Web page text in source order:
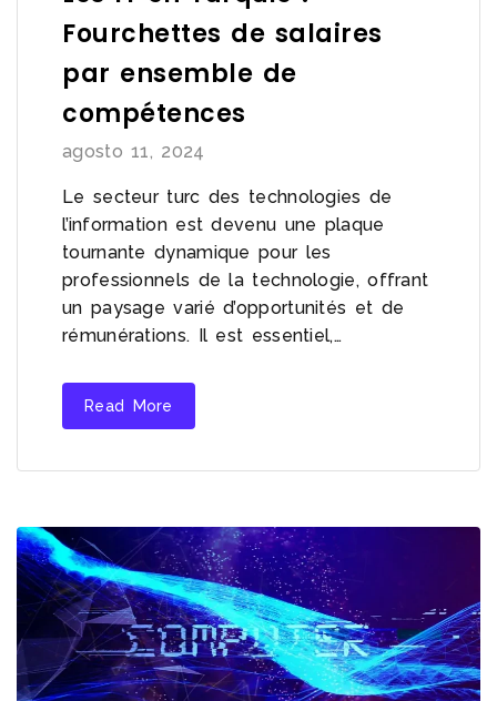
Fourchettes de salaires
par ensemble de
compétences
agosto 11, 2024
Le secteur turc des technologies de
l’information est devenu une plaque
tournante dynamique pour les
professionnels de la technologie, offrant
un paysage varié d’opportunités et de
rémunérations. Il est essentiel,…
Read More